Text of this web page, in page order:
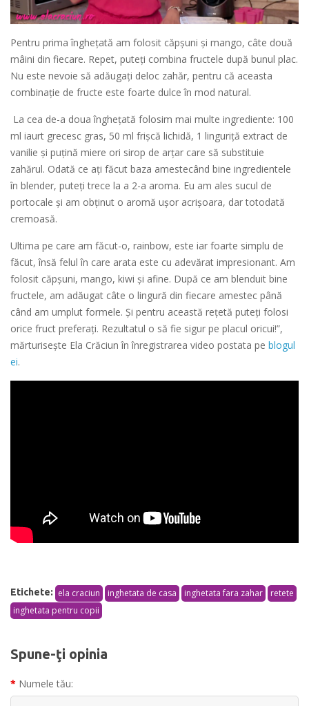
Pentru prima îngheţată am folosit căpşuni şi mango, câte două
mâini din fiecare. Repet, puteţi combina fructele după bunul plac.
Nu este nevoie să adăugaţi deloc zahăr, pentru că aceasta
combinaţie de fructe este foarte dulce în mod natural.
La cea de-a doua îngheţată folosim mai multe ingrediente: 100
ml iaurt grecesc gras, 50 ml frişcă lichidă, 1 linguriţă extract de
vanilie şi puţină miere ori sirop de arţar care să substituie
zahărul. Odată ce aţi făcut baza amestecând bine ingredientele
în blender, puteţi trece la a 2-a aroma. Eu am ales sucul de
portocale şi am obţinut o aromă uşor acrişoara, dar totodată
cremoasă.
Ultima pe care am făcut-o, rainbow, este iar foarte simplu de
făcut, însă felul în care arata este cu adevărat impresionant. Am
folosit căpşuni, mango, kiwi şi afine. După ce am blenduit bine
fructele, am adăugat câte o lingură din fiecare amestec până
când am umplut formele. Şi pentru această reţetă puteţi folosi
orice fruct preferaţi. Rezultatul o să fie sigur pe placul oricui!”,
mărturiseşte Ela Crăciun în înregistrarea video postata pe blogul
ei.
Etichete: ela craciun inghetata de casa inghetata fara zahar
retete
inghetata pentru copii
Spune-ţi opinia
Numele tău: